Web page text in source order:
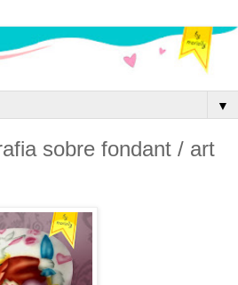
▼
sobre fondant / art